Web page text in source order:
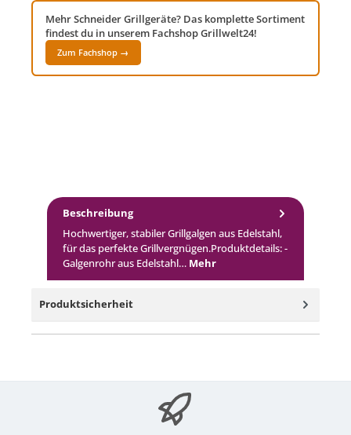
Mehr Schneider Grillgeräte? Das komplette Sortiment
findest du in unserem Fachshop Grillwelt24!
Zum Fachshop →
Beschreibung
Hochwertiger, stabiler Grillgalgen aus Edelstahl,
für das perfekte Grillvergnügen.Produktdetails: -
Galgenrohr aus Edelstahl… Mehr
Produktsicherheit